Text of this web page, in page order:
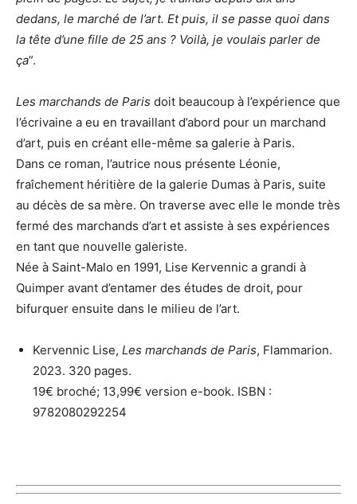
dedans, le marché de l’art. Et puis, il se passe quoi dans
la tête d’une fille de 25 ans ? Voilà, je voulais parler de
ça”.
Les marchands de Paris doit beaucoup à l’expérience que
l’écrivaine a eu en travaillant d’abord pour un marchand
d’art, puis en créant elle-même sa galerie à Paris.
Dans ce roman, l’autrice nous présente Léonie,
fraîchement héritière de la galerie Dumas à Paris, suite
au décès de sa mère. On traverse avec elle le monde très
fermé des marchands d’art et assiste à ses expériences
en tant que nouvelle galeriste.
Née à Saint-Malo en 1991, Lise Kervennic a grandi à
Quimper avant d’entamer des études de droit, pour
bifurquer ensuite dans le milieu de l’art.
Kervennic Lise, Les marchands de Paris, Flammarion.
2023. 320 pages.
19€ broché; 13,99€ version e-book. ISBN :
9782080292254